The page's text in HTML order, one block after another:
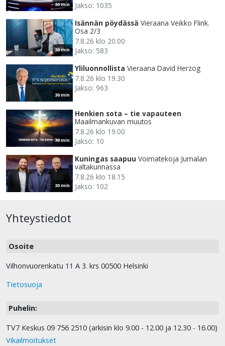
30 min
Jakso: 1035
30 min
Isännän pöydässä Vieraana Veikko Flink.
Osa 2/3
7.8.26 klo 20.00
Jakso: 583
30 min
Yliluonnollista Vieraana David Herzog
7.8.26 klo 19.30
Jakso: 963
30 min
Henkien sota – tie vapauteen
Maailmankuvan muutos
7.8.26 klo 19.00
Jakso: 10
30 min
Kuningas saapuu Voimatekoja Jumalan
valtakunnassa
7.8.26 klo 18.15
Jakso: 102
Yhteystiedot
Osoite
Vilhonvuorenkatu 11 A 3. krs 00500 Helsinki
Tietosuoja
Puhelin:
TV7 Keskus 09 756 2510 (arkisin klo 9.00 - 12.00 ja 12.30 - 16.00)
Vikailmoitukset